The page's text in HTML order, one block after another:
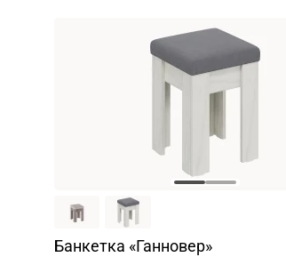
Банкетка «Ганновер»